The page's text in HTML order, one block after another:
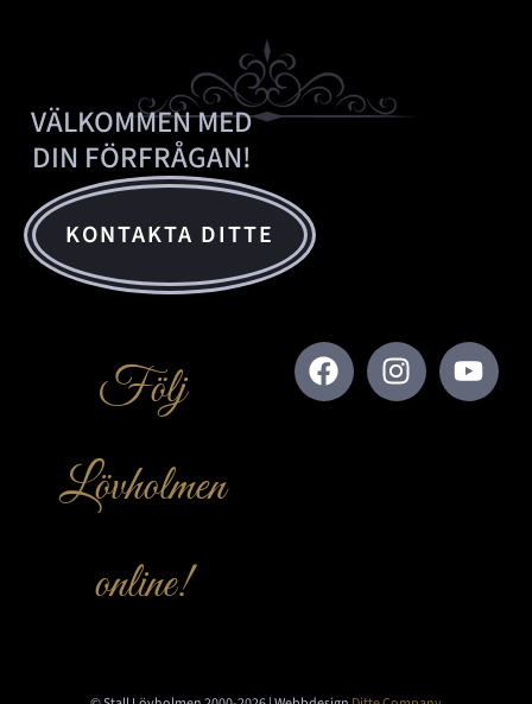
VÄLKOMMEN MED
DIN FÖRFRÅGAN!
KONTAKTA DITTE
Följ
Lövholmen
online!